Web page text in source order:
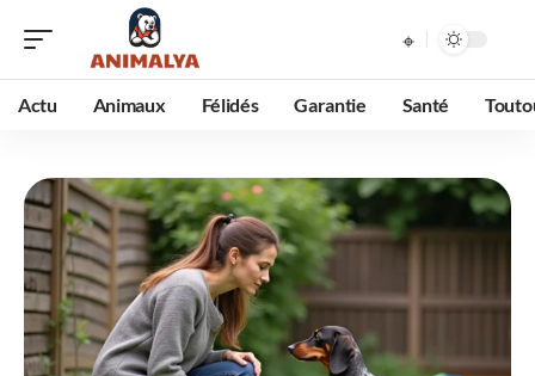
Actu Animaux Félidés Garantie Santé